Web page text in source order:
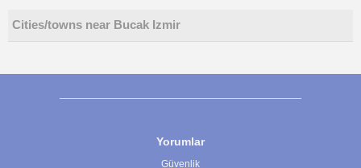
Cities/towns near Bucak Izmir
Yorumlar
Güvenlik